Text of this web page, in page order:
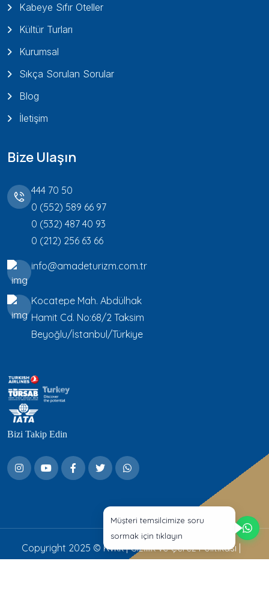
Kabeye Sıfır Oteller
Kültür Turları
Kurumsal
Sıkça Sorulan Sorular
Blog
İletişim
Bize Ulaşın
444 70 50
0 (552) 589 66 97
0 (532) 487 40 93
0 (212) 256 63 66
info@amadeturizm.com.tr
Kocatepe Mah. Abdülhak
Hamit Cd. No:68/2 Taksim
Beyoğlu/İstanbul/Türkiye
Bizi Takip Edin
Copyright 2025 © Kvkk|Gizlilik ve Çerez Politikası |
Müşteri temsilcimize soru
sormak için tıklayın